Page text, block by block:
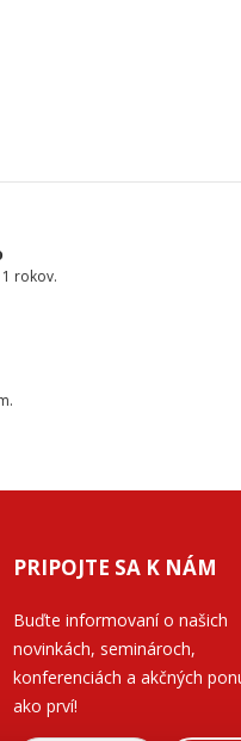
rokov.
PRIPOJTE SA K NÁM
Buďte informovaní o našich
novinkách, seminároch,
konferenciách a akčných
ako prví!